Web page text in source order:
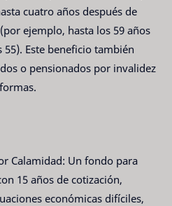
cuatro años después de
ejemplo, hasta los 59 años
Este beneficio también
o pensionados por invalidez
Calamidad: Un fondo para
15 años de cotización,
económicas difíciles,